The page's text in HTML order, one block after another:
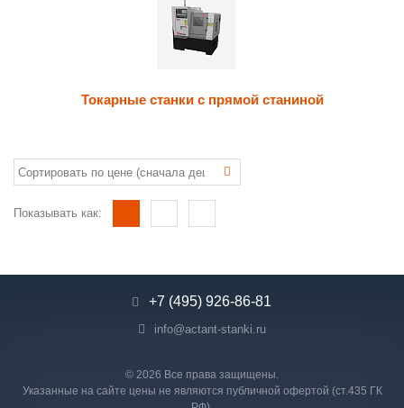
Токарные станки с прямой станиной
Показывать как:
© 2026 Все права защищены.
Указанные на сайте цены не являются публичной офертой (ст.435 ГК
+7 (495) 926-86-81
info@actant-stanki.ru